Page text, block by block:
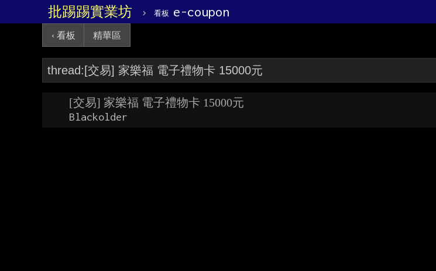
批踢踢實業坊 › 看板 e-coupon
‹ 看板 精華區
[交易] 家樂福 電子禮物卡 15000元
Blackolder